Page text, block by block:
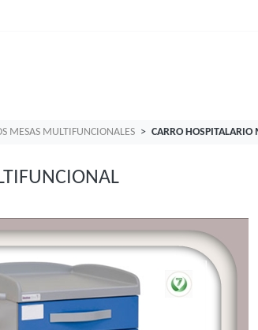
MESAS MULTIFUNCIONALES CARRO HOSPITALARIO